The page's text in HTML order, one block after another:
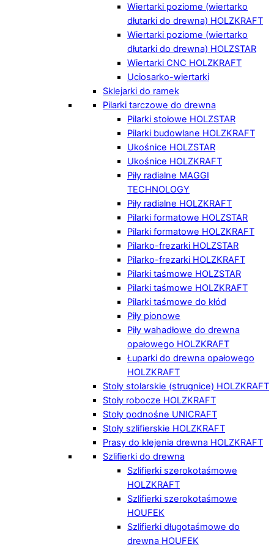
Wiertarki poziome (wiertarko
dłutarki do drewna) HOLZKRAFT
Wiertarki poziome (wiertarko
dłutarki do drewna) HOLZSTAR
Wiertarki CNC HOLZKRAFT
Uciosarko-wiertarki
Sklejarki do ramek
Pilarki tarczowe do drewna
Pilarki stołowe HOLZSTAR
Pilarki budowlane HOLZKRAFT
Ukośnice HOLZSTAR
Ukośnice HOLZKRAFT
Piły radialne MAGGI
TECHNOLOGY
Piły radialne HOLZKRAFT
Pilarki formatowe HOLZSTAR
Pilarki formatowe HOLZKRAFT
Pilarko-frezarki HOLZSTAR
Pilarko-frezarki HOLZKRAFT
Pilarki taśmowe HOLZSTAR
Pilarki taśmowe HOLZKRAFT
Pilarki taśmowe do kłód
Piły pionowe
Piły wahadłowe do drewna
opałowego HOLZKRAFT
Łuparki do drewna opałowego
HOLZKRAFT
Stoły stolarskie (strugnice) HOLZKRAFT
Stoły robocze HOLZKRAFT
Stoły podnośne UNICRAFT
Stoły szlifierskie HOLZKRAFT
Prasy do klejenia drewna HOLZKRAFT
Szlifierki do drewna
Szlifierki szerokotaśmowe
HOLZKRAFT
Szlifierki szerokotaśmowe
HOUFEK
Szlifierki długotaśmowe do
drewna HOUFEK